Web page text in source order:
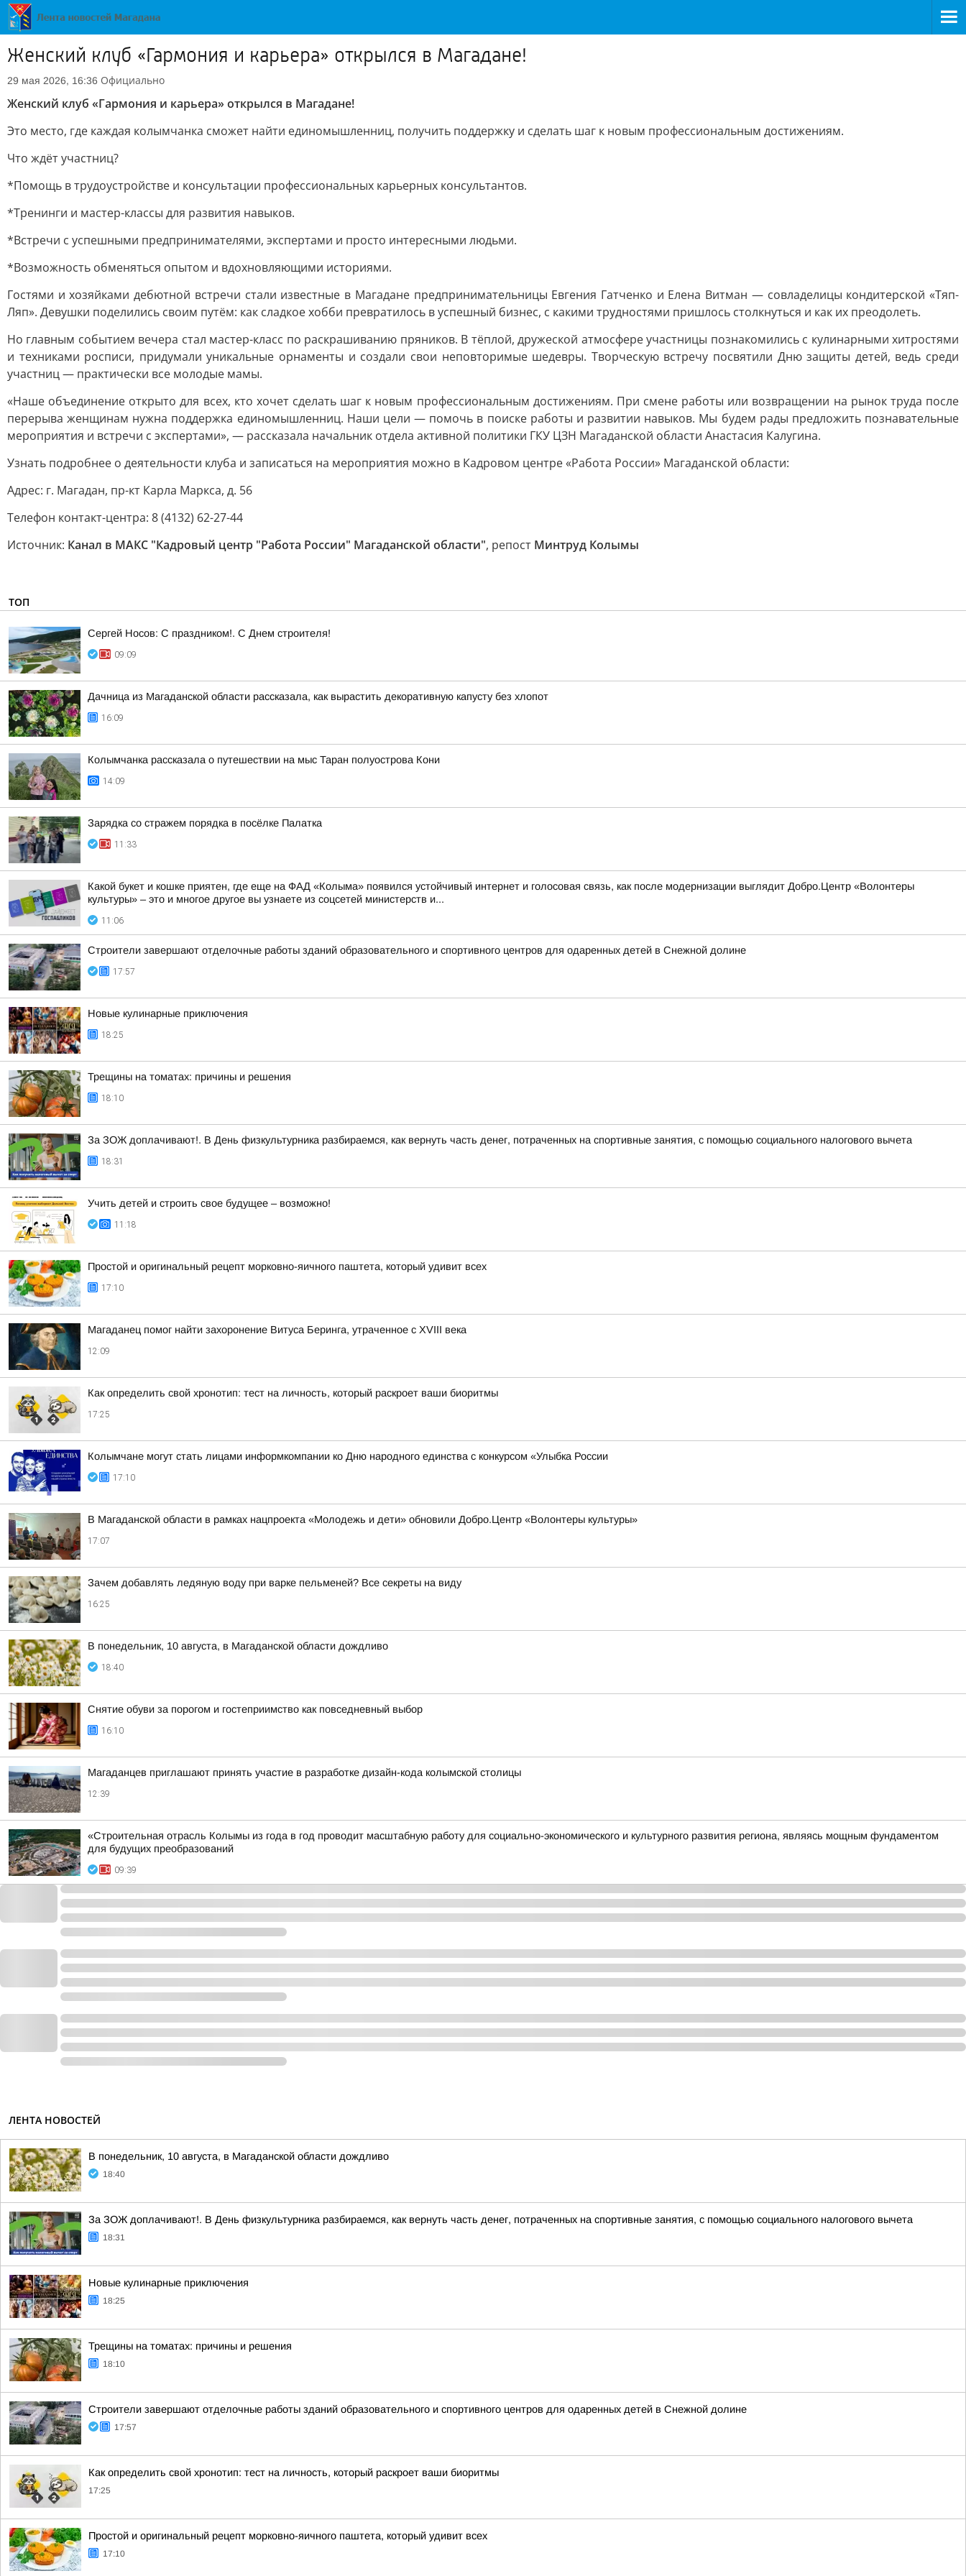
Женский клуб «Гармония и карьера» открылся в Магадане!
29 мая 2026, 16:36 Официально
Женский клуб «Гармония и карьера» открылся в Магадане!
Это место, где каждая колымчанка сможет найти единомышленниц, получить поддержку и сделать шаг к новым профессиональным достижениям.
Что ждёт участниц?
*Помощь в трудоустройстве и консультации профессиональных карьерных консультантов.
*Тренинги и мастер-классы для развития навыков.
*Встречи с успешными предпринимателями, экспертами и просто интересными людьми.
*Возможность обменяться опытом и вдохновляющими историями.
Гостями и хозяйками дебютной встречи стали известные в Магадане предпринимательницы Евгения Гатченко и Елена Витман — совладелицы кондитерской «Тяп-
Ляп». Девушки поделились своим путём: как сладкое хобби превратилось в успешный бизнес, с какими трудностями пришлось столкнуться и как их преодолеть.
Но главным событием вечера стал мастер-класс по раскрашиванию пряников. В тёплой, дружеской атмосфере участницы познакомились с кулинарными хитростями
и техниками росписи, придумали уникальные орнаменты и создали свои неповторимые шедевры. Творческую встречу посвятили Дню защиты детей, ведь среди
участниц — практически все молодые мамы.
«Наше объединение открыто для всех, кто хочет сделать шаг к новым профессиональным достижениям. При смене работы или возвращении на рынок труда после
перерыва женщинам нужна поддержка единомышленниц. Наши цели — помочь в поиске работы и развитии навыков. Мы будем рады предложить познавательные
мероприятия и встречи с экспертами», — рассказала начальник отдела активной политики ГКУ ЦЗН Магаданской области Анастасия Калугина.
Узнать подробнее о деятельности клуба и записаться на мероприятия можно в Кадровом центре «Работа России» Магаданской области:
Адрес: г. Магадан, пр-кт Карла Маркса, д. 56
Телефон контакт-центра: 8 (4132) 62-27-44
Источник: Канал в МАКС "Кадровый центр "Работа России" Магаданской области", репост Минтруд Колымы
ТОП
Сергей Носов: С праздником!. С Днем строителя!
09:09
Дачница из Магаданской области рассказала, как вырастить декоративную капусту без хлопот
16:09
Колымчанка рассказала о путешествии на мыс Таран полуострова Кони
14:09
Зарядка со стражем порядка в посёлке Палатка
11:33
Какой букет и кошке приятен, где еще на ФАД «Колыма» появился устойчивый интернет и голосовая связь, как после модернизации выглядит Добро.Центр «Волонтеры
культуры» – это и многое другое вы узнаете из соцсетей министерств и...
11:06
Строители завершают отделочные работы зданий образовательного и спортивного центров для одаренных детей в Снежной долине
17:57
Новые кулинарные приключения
18:25
Трещины на томатах: причины и решения
18:10
За ЗОЖ доплачивают!. В День физкультурника разбираемся, как вернуть часть денег, потраченных на спортивные занятия, с помощью социального налогового вычета
18:31
Учить детей и строить свое будущее – возможно!
11:18
Простой и оригинальный рецепт морковно-яичного паштета, который удивит всех
17:10
Магаданец помог найти захоронение Витуса Беринга, утраченное с XVIII века
12:09
Как определить свой хронотип: тест на личность, который раскроет ваши биоритмы
17:25
Колымчане могут стать лицами информкомпании ко Дню народного единства с конкурсом «Улыбка России
17:10
В Магаданской области в рамках нацпроекта «Молодежь и дети» обновили Добро.Центр «Волонтеры культуры»
17:07
Зачем добавлять ледяную воду при варке пельменей? Все секреты на виду
16:25
В понедельник, 10 августа, в Магаданской области дождливо
18:40
Снятие обуви за порогом и гостеприимство как повседневный выбор
16:10
Магаданцев приглашают принять участие в разработке дизайн-кода колымской столицы
12:39
«Строительная отрасль Колымы из года в год проводит масштабную работу для социально-экономического и культурного развития региона, являясь мощным фундаментом
для будущих преобразований
09:39
ЛЕНТА НОВОСТЕЙ
В понедельник, 10 августа, в Магаданской области дождливо
18:40
За ЗОЖ доплачивают!. В День физкультурника разбираемся, как вернуть часть денег, потраченных на спортивные занятия, с помощью социального налогового вычета
18:31
Новые кулинарные приключения
18:25
Трещины на томатах: причины и решения
18:10
Строители завершают отделочные работы зданий образовательного и спортивного центров для одаренных детей в Снежной долине
17:57
Как определить свой хронотип: тест на личность, который раскроет ваши биоритмы
17:25
Простой и оригинальный рецепт морковно-яичного паштета, который удивит всех
17:10